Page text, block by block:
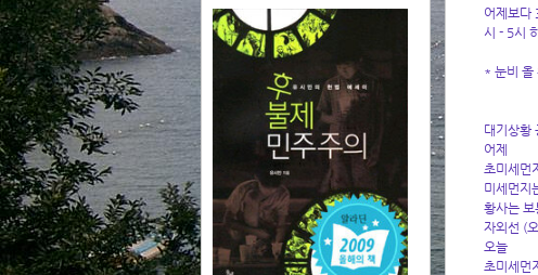
어제보다
시 - 5시
* 눈비 올
대기상황
어제
초미세먼
미세먼지
황사는
자외선 (
오늘
초미세먼